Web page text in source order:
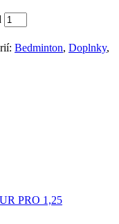
Bedminton, Doplnky,